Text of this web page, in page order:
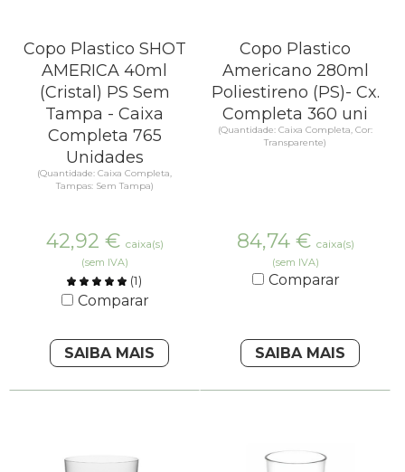
Copo Plastico SHOT
AMERICA 40ml
(Cristal) PS Sem
Tampa - Caixa
Completa 765
Unidades
(Quantidade: Caixa Completa,
Tampas: Sem Tampa)
42,92 € caixa(s)
(sem IVA)
(1)
Comparar
SAIBA MAIS
Copo Plastico
Americano 280ml
Poliestireno (PS)- Cx.
Completa 360 uni
(Quantidade: Caixa Completa, Cor:
Transparente)
84,74 € caixa(s)
(sem IVA)
Comparar
SAIBA MAIS